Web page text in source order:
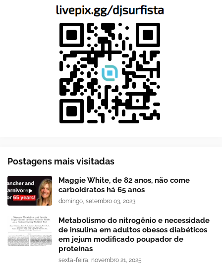
Postagens mais visitadas
Maggie White, de 82 anos, não come
carboidratos há 65 anos
domingo, setembro 03, 2023
Metabolismo do nitrogênio e necessidade
de insulina em adultos obesos diabéticos
em jejum modificado poupador de
proteínas
sexta-feira, novembro 21, 2025